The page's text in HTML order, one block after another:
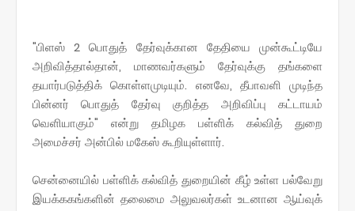
"பிளஸ் 2 பொதுத் தேர்வுக்கான தேதியை முன்கூட்டியே
அறிவித்தால்தான், மாணவர்களும் தேர்வுக்கு தங்களை
தயார்படுத்திக் கொள்ளமுடியும். எனவே, தீபாவளி முடிந்த
பின்னர் பொதுத் தேர்வு குறித்த அறிவிப்பு கட்டாயம்
வெளியாகும்" என்று தமிழக பள்ளிக் கல்வித் துறை
அமைச்சர் அன்பில் மகேஸ் கூறியுள்ளார்.
சென்னையில் பள்ளிக் கல்வித் துறையின் கீழ் உள்ள பல்வேறு
இயக்ககங்களின் தலைமை அலுவலர்கள் உடனான ஆய்வுக்